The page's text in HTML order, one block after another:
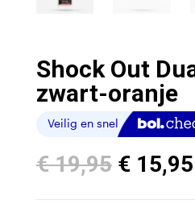
Shock Out
zwart-oranje
€19,95
prijs
was:
€15,95